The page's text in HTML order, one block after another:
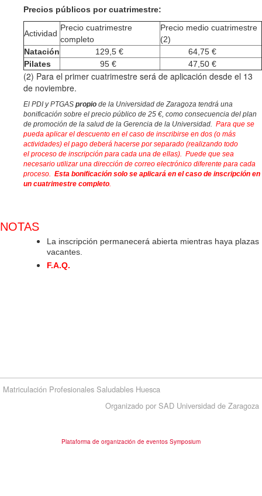
Precios públicos por cuatrimestre:
Actividad
Precio cuatrimestre
completo
Precio medio cuatrimestre
(2)
Natación
129,5 €
64,75 €
Pilates
95 € 47,50 €
(2) Para el primer cuatrimestre será de aplicación desde el 13
de noviembre.
El PDI y PTGAS propio de la Universidad de Zaragoza tendrá una
bonificación sobre el precio público de 25 €, como consecuencia del plan
de promoción de la salud de la Gerencia de la Universidad. Para que se
pueda aplicar el descuento en el caso de inscribirse en dos (o más
actividades) el pago deberá hacerse por separado (realizando todo
el proceso de inscripción para cada una de ellas). Puede que sea
necesario utilizar una dirección de correo electrónico diferente para cada
proceso. Esta bonificación solo se aplicará en el caso de inscripción en
un cuatrimestre completo
NOTAS
La inscripción permanecerá abierta mientras haya plazas
vacantes.
F.A.Q.
Matriculación Profesionales Saludables Huesca
Organizado por SAD Universidad de Zaragoza
Plataforma de organización de eventos Symposium